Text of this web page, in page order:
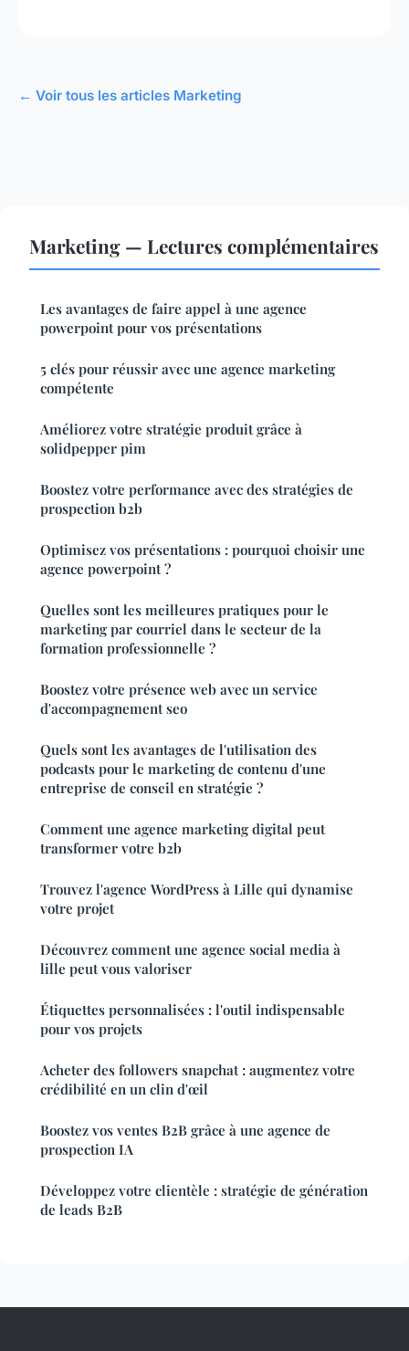
← Voir tous les articles Marketing
Marketing — Lectures complémentaires
Les avantages de faire appel à une agence
powerpoint pour vos présentations
5 clés pour réussir avec une agence marketing
compétente
Améliorez votre stratégie produit grâce à
solidpepper pim
Boostez votre performance avec des stratégies de
prospection b2b
Optimisez vos présentations : pourquoi choisir une
agence powerpoint ?
Quelles sont les meilleures pratiques pour le
marketing par courriel dans le secteur de la
formation professionnelle ?
Boostez votre présence web avec un service
d'accompagnement seo
Quels sont les avantages de l'utilisation des
podcasts pour le marketing de contenu d'une
entreprise de conseil en stratégie ?
Comment une agence marketing digital peut
transformer votre b2b
Trouvez l'agence WordPress à Lille qui dynamise
votre projet
Découvrez comment une agence social media à
lille peut vous valoriser
Étiquettes personnalisées : l'outil indispensable
pour vos projets
Acheter des followers snapchat : augmentez votre
crédibilité en un clin d'œil
Boostez vos ventes B2B grâce à une agence de
prospection IA
Développez votre clientèle : stratégie de génération
de leads B2B